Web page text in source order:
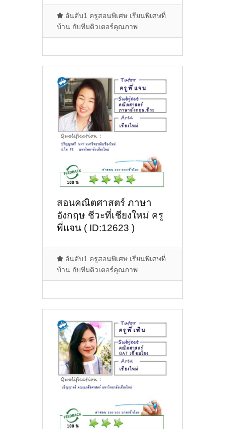
อันดับ1 ครูสอนพิเศษ เรียนพิเศษที่
บ้าน กับทีมติวเตอร์คุณภาพ
สอนคณิตศาสตร์ ภาษา
อังกฤษ ชีวะที่เชียงใหม่ ครู
พี่แจน ( ID:12623 )
อันดับ1 ครูสอนพิเศษ เรียนพิเศษที่
บ้าน กับทีมติวเตอร์คุณภาพ